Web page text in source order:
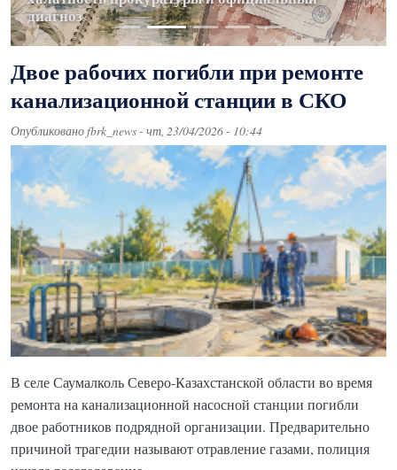
инфекций еще в начале 2026 года
диагноз
фигурантов
из Вьетнама
Узбекистана
Двое рабочих погибли при ремонте
канализационной станции в СКО
Опубликованоfbrk_news- чт, 23/04/2026 - 10:44
В селе Саумалколь Северо-Казахстанской области во время
ремонта на канализационной насосной станции погибли
двое работников подрядной организации. Предварительно
причиной трагедии называют отравление газами, полиция